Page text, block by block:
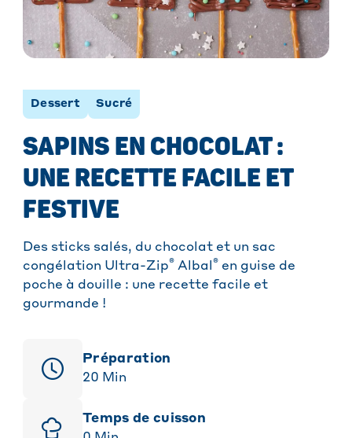
Dessert Sucré
SAPINS EN CHOCOLAT :
UNE RECETTE FACILE ET
FESTIVE
Des sticks salés, du chocolat et un sac
congélation Ultra-Zip® Albal ® en guise de
poche à douille : une recette facile et
gourmande !
Préparation
20 Min
Temps de cuisson